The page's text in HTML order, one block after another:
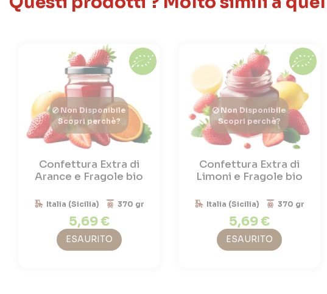
Non Disponibile
Scopri perchè?
Confettura Extra di
Arance e Fragole bio
Italia (Sicilia) 370 gr
5,69 €
ESAURITO
Non Disponibile
Scopri perchè?
Confettura Extra di
Limoni e Fragole bio
Italia (Sicilia) 370 gr
5,69 €
ESAURITO